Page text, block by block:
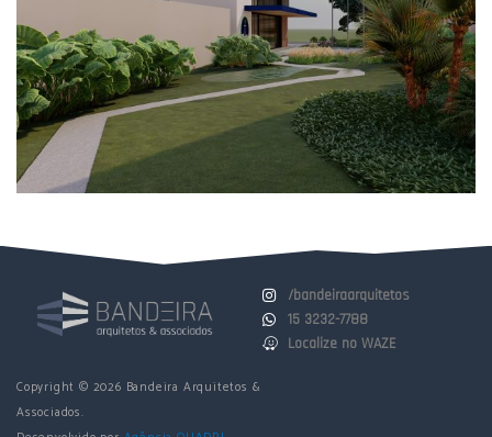
/bandeiraarquitetos
15 3232-7788
Localize no WAZE
Copyright © 2026 Bandeira Arquitetos &
Associados.